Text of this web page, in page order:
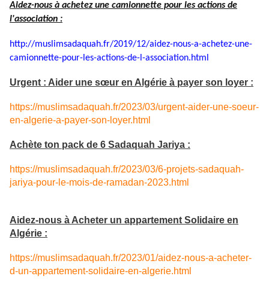
Aidez-nous à achetez une camionnette pour les actions de
l'association :
http://muslimsadaquah.fr/2019/12/aidez-nous-a-achetez-une-
camionnette-pour-les-actions-de-l-association.html
Urgent : Aider une sœur en Algérie à payer son loyer :
https://muslimsadaquah.fr/2023/03/urgent-aider-une-soeur-
en-algerie-a-payer-son-loyer.html
Achète ton pack de 6 Sadaquah Jariya :
https://muslimsadaquah.fr/2023/03/6-projets-sadaquah-
jariya-pour-le-mois-de-ramadan-2023.html
Aidez-nous à Acheter un appartement Solidaire en
Algérie :
https://muslimsadaquah.fr/2023/01/aidez-nous-a-acheter-
d-un-appartement-solidaire-en-algerie.html